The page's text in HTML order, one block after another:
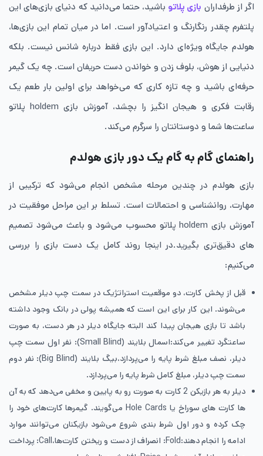
اگر از طرفداران بازی پلاتو باشید، حتما می‌دانید که دنیای بازی‌های این
پلتفرم چقدر رنگارنگ و اعتیادآور است. اما در میان تمام این بازی‌ها،
هولدم جایگاه ویژه‌ای دارد. این بازی فقط درباره شانس نیست. بلکه
دنیایی از هوش، بلوف زدن و خواندن دست حریفان است. چه یک گیمر
حرفه‌ای باشید و چه تازه ‌کاری که می‌خواهد برای اولین بار طعم یک
رقابت فکری و هیجان ‌انگیز را بچشد، آموزش بازی holdem پلاتو
ساعت‌ها شما و دوستانتان را سرگرم می‌کند.
​راهنمای گام‌ به ‌گام یک دور بازی هولدم
​بازی هولدم در چندین مرحله مشخص انجام می‌شود که ترکیبی از
مهارت، روانشناسی و احتمالات است. تسلط بر این مراحل موفقیت در
آموزش بازی holdem پلاتو محسوب می‌شود و باعث می‌شود تصمیم
های دقیق‌تری بگیرید.در اینجا روند کامل یک دست بازی را بررسی
می‌کنیم:
​قبل از پخش کارت، دو موقعیت استراتژیک در سمت چپ دیلر مشخص
می‌شوند. این کار برای این است که همیشه پولی در بانک وجود داشته
باشد تا بازی هیجان پیدا کند البته جایگاه دیلر در هر دست، به صورت
ساعتگرد تغییر می‌کند:​اسمال بلایند (Small Blind): نفر اول سمت چپ
دیلر، نصف مبلغ شرط پایه را می‌پردازد،بیگ بلایند (Big Blind): نفر دوم
سمت چپ دیلر، مبلغ کامل شرط پایه را می‌پردازد.
​دیلر به هر بازیکن 2 کارت به صورت رو به پایین و مخفی می‌دهد که به آن
ها کارت های سوراخ یا Hole Cards می‌گویند. گیمرها کارت‌های خود را
چک کرده و دور اول شرط بندی شروع می‌شود بازیکنان می‌توانند موارد
ادامه را انجام دهند:​Fold: انصراف از دست و ریختن کارت‌ها،​Call: پرداخت